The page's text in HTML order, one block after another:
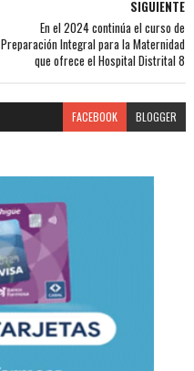
SIGUIENTE
En el 2024 continúa el curso de
Preparación Integral para la Maternidad
que ofrece el Hospital Distrital 8
FACEBOOK BLOGGER